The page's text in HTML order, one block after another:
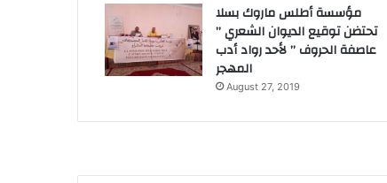
مؤسسة أطلس ماروك بسلا
تحتضن توقيع الديوان الشعري ”
عاصفة الحروف ” لأحد رواد أدب
المهجر
August 27, 2019